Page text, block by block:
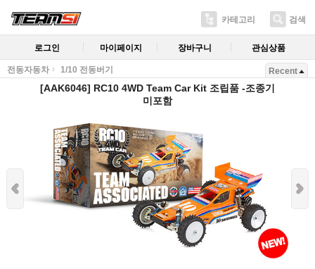
카테고리 검색
로그인 마이페이지 장바구니 관심상품
전동자동차 1/10 전동버기 Recent
[AAK6046] RC10 4WD Team Car Kit 조립품 -조종기
미포함